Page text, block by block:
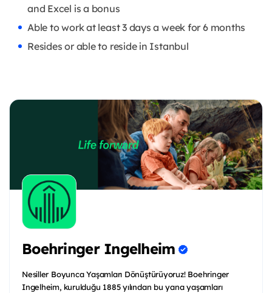
and Excel is a bonus
Able to work at least 3 days a week for 6 months
Resides or able to reside in Istanbul
Boehringer Ingelheim
Nesiller Boyunca Yaşamları Dönüştürüyoruz! Boehringer
Ingelheim, kurulduğu 1885 yılından bu yana yaşamları